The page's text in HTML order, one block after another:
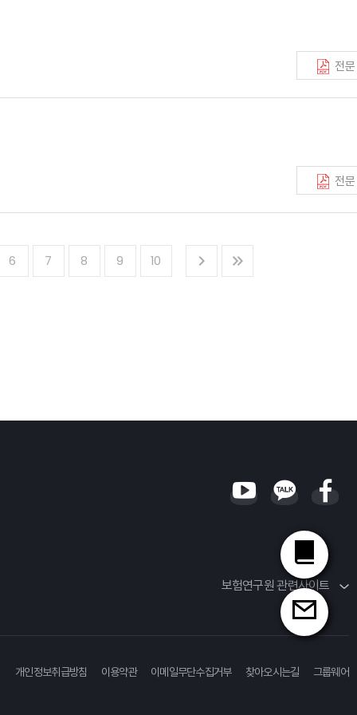
전문
전문
6 7 8 9 10
보험연구원 관련사이트
개인정보취급방침 이용약관 이메일무단수집거부 찾아오시는길 그룹웨어